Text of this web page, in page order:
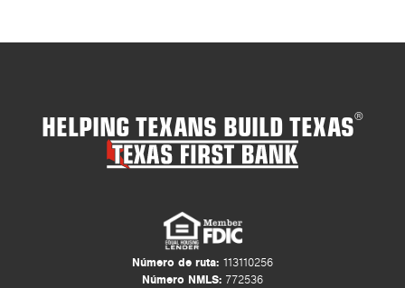
HELPING TEXANS BUILD TEXAS®
Número de ruta: 113110256
Número NMLS: 772536